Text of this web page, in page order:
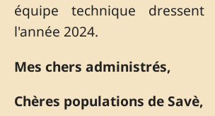
équipe technique
l'année 2024.
Mes chers administrés,
Chères populations de Savè,